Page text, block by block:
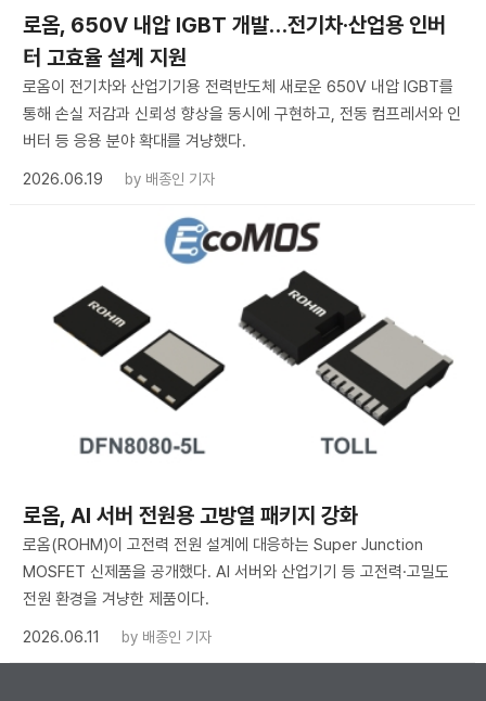
로옴, 650V 내압 IGBT 개발…전기차·산업용 인버
터 고효율 설계 지원
로옴이 전기차와 산업기기용 전력반도체 새로운 650V 내압 IGBT를
통해 손실 저감과 신뢰성 향상을 동시에 구현하고, 전동 컴프레서와 인
버터 등 응용 분야 확대를 겨냥했다.
2026.06.19
by 배종인 기자
로옴, AI 서버 전원용 고방열 패키지 강화
로옴(ROHM)이 고전력 전원 설계에 대응하는 Super Junction
MOSFET 신제품을 공개했다. AI 서버와 산업기기 등 고전력·고밀도
전원 환경을 겨냥한 제품이다.
2026.06.11
by 배종인 기자